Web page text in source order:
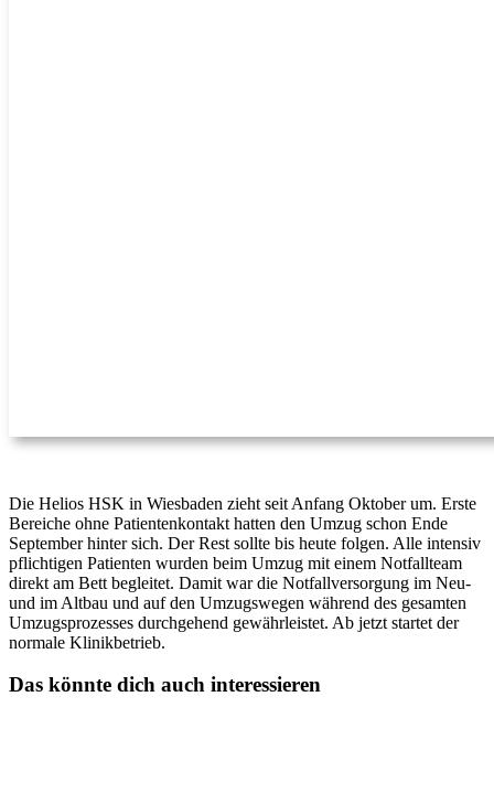
Die Helios HSK in Wiesbaden zieht seit Anfang Oktober um. Erste
Bereiche ohne Patientenkontakt hatten den Umzug schon Ende
September hinter sich. Der Rest sollte bis heute folgen. Alle intensiv
pflichtigen Patienten wurden beim Umzug mit einem Notfallteam
direkt am Bett begleitet. Damit war die Notfallversorgung im Neu-
und im Altbau und auf den Umzugswegen während des gesamten
Umzugsprozesses durchgehend gewährleistet. Ab jetzt startet der
normale Klinikbetrieb.
Das könnte dich auch interessieren